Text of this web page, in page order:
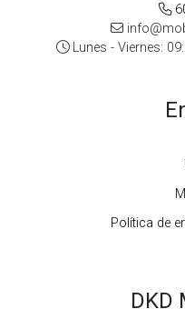
Lunes - Viernes:
Política de
DKD